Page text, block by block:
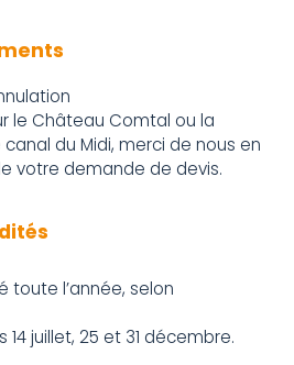
le Château Comtal ou la
canal du Midi, merci de nous en
votre demande de devis.
toute l’année, selon
14 juillet, 25 et 31 décembre.